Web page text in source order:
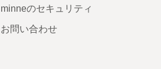
minneのセキュリティ
お問い合わせ